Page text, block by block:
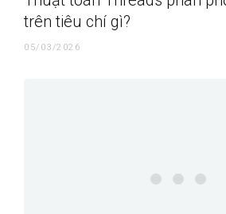
trên tiêu chí gì?
05/03/2026